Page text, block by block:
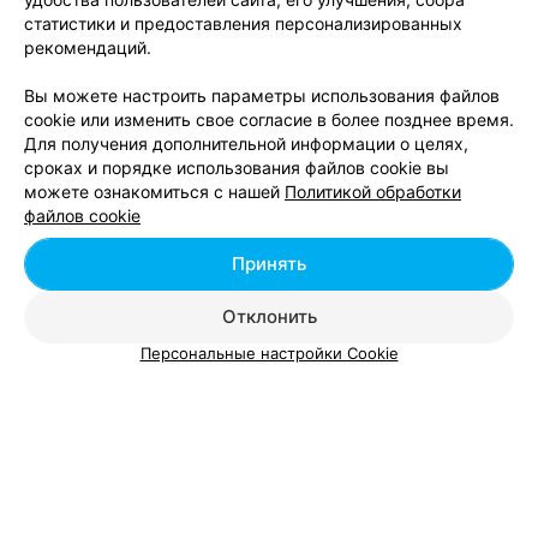
Ещё 2 адреса
Добавить компанию
Добавить специалиста
статистики и предоставления персонализированных
рекомендаций.
Вы можете настроить параметры использования файлов
cookie или изменить свое согласие в более позднее время.
Для получения дополнительной информации о целях,
сроках и порядке использования файлов cookie вы
можете ознакомиться с нашей Политикой обработки
файлов cookie
Отклонить
Принять
Персональные настройки Cookie